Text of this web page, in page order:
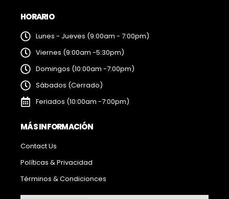
HORARIO
Lunes - Jueves (9:00am - 7:00pm)
Viernes (9:00am -5:30pm)
Domingos (10:00am -7:00pm)
Sábados (Cerrado)
Feriados (10:00am -7:00pm)
MÁS INFORMACIÓN
Contact Us
Políticas & Privacidad
Términos & Condicionces